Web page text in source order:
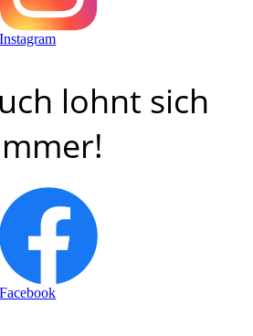
Instagram
lohnt sich
Facebook